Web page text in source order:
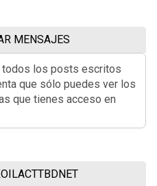
MENSAJES
todos los posts escritos
que sólo puedes ver los
que tienes acceso en